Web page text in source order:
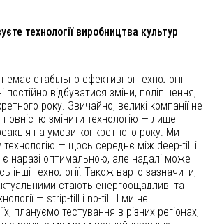
технології виробництва культур
стабільно ефективної технології
відбуватися зміни, поліпшення,
року. Звичайно, великі компанії не
змінити технологію — лише
на умови конкретного року. Ми
технологію — щось середнє між deep-till і
наразі оптимальною, але надалі може
інші технології. Також варто зазначити,
стають енергоощадливі та
— strip-till і no-till. І ми не
плануємо тестування в різних регіонах,